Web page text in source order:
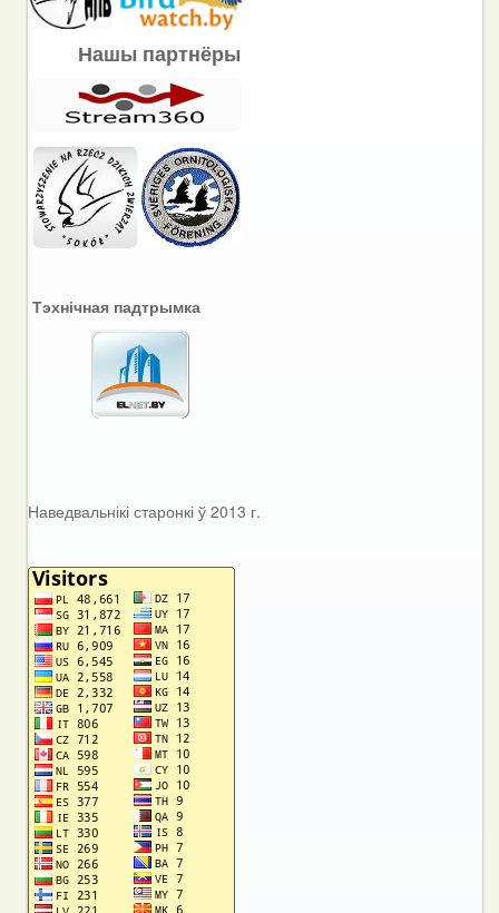
Нашы партнёры
Тэхнічная падтрымка
Наведвальнікі старонкі ў 2013 г.